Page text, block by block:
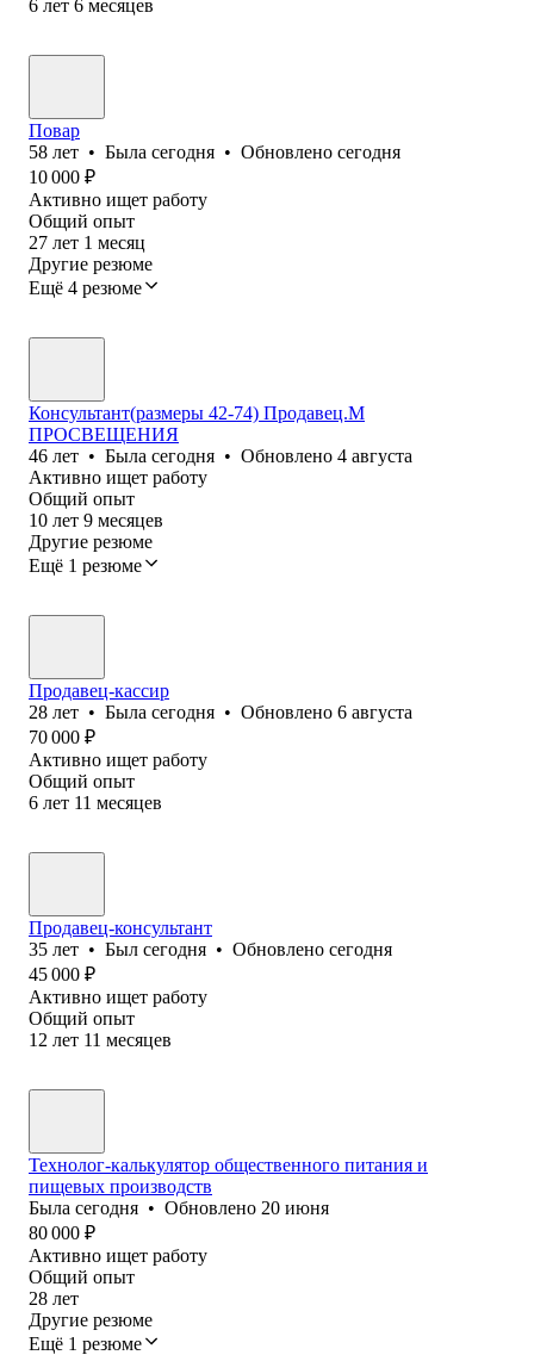
6 лет 6 месяцев
Повар
58 лет • Была сегодня • Обновлено сегодня
10 000 ₽
Активно ищет работу
Общий опыт
27 лет 1 месяц
Другие резюме
Ещё 4 резюме
Консультант(размеры 42-74) Продавец.М
ПРОСВЕЩЕНИЯ
46 лет • Была сегодня • Обновлено 4 августа
Активно ищет работу
Общий опыт
10 лет 9 месяцев
Другие резюме
Ещё 1 резюме
Продавец-кассир
28 лет • Была сегодня • Обновлено 6 августа
70 000 ₽
Активно ищет работу
Общий опыт
6 лет 11 месяцев
Продавец-консультант
35 лет • Был сегодня • Обновлено сегодня
45 000 ₽
Активно ищет работу
Общий опыт
12 лет 11 месяцев
Технолог-калькулятор общественного питания и
пищевых производств
Была сегодня • Обновлено 20 июня
80 000 ₽
Активно ищет работу
Общий опыт
28 лет
Другие резюме
Ещё 1 резюме